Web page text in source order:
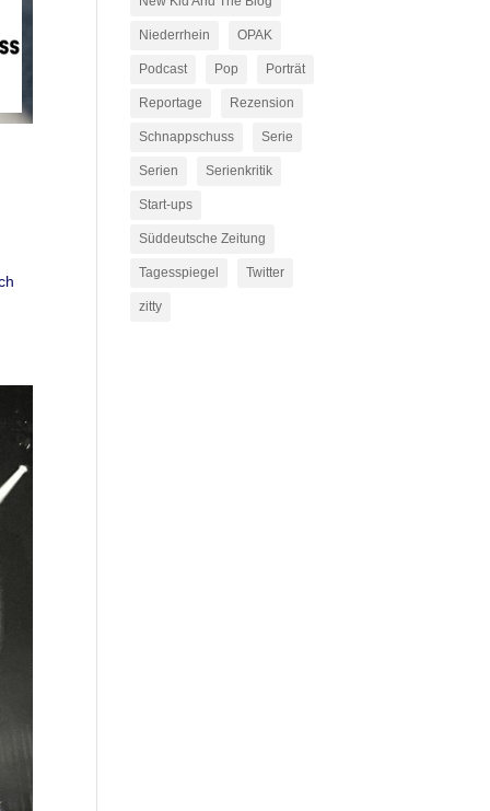
Niederrhein OPAK
Podcast Pop Porträt
Reportage Rezension
Schnappschuss Serie
Serien Serienkritik
Start-ups
Süddeutsche Zeitung
Tagesspiegel Twitter
zitty